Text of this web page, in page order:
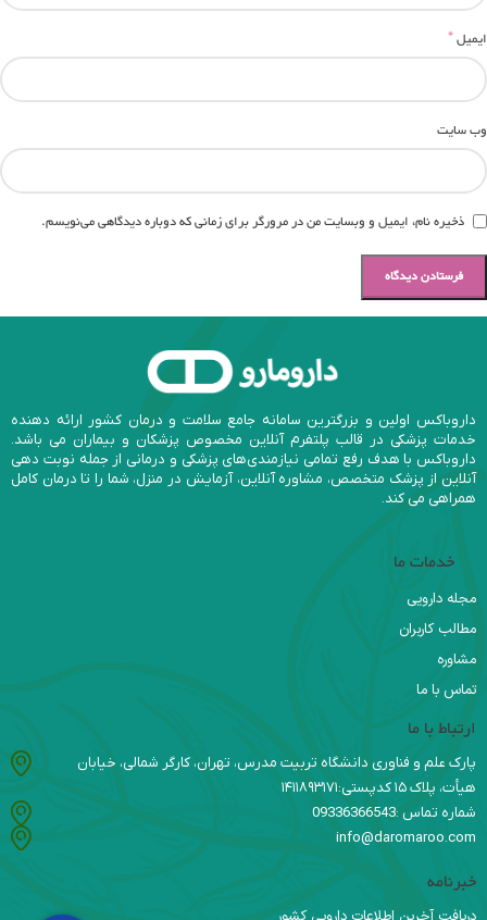
ایمیل*
وب‌ سایت
ذخیره نام، ایمیل و وبسایت من در مرورگر برای زمانی که دوباره دیدگاهی می‌نویسم.
داروباکس اولین و بزرگترین سامانه جامع سلامت و درمان کشور ارائه دهنده
خدمات پزشکی در قالب پلتفرم آنلاین مخصوص پزشکان و بیماران می باشد.
داروباکس با هدف رفع تمامی نیازمندی‌های پزشکی و درمانی از جمله نوبت دهی
آنلاین از پزشک متخصص، مشاوره آنلاین، آزمایش در منزل، شما را تا درمان کامل
همراهی می کند.
خدمات ما
مجله دارویی
مطالب کاربران
مشاوره
تماس با ما
ارتباط با ما
پارک علم و فناوری دانشگاه تربیت مدرس، تهران، کارگر شمالی، خیابان
هیأت، پلاک ۱۵ کدپستی:۱۴۱۱۸۹۳۱۷۱
شماره تماس :09336366543
info@daromaroo.com
خبرنامه